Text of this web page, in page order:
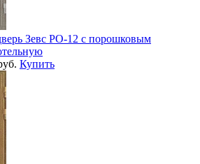
Зевс PO-12 с порошковым
Купить